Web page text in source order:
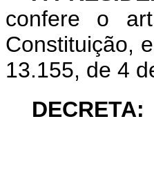
confere o
Constituição,
13.155, de 4
DECRETA: